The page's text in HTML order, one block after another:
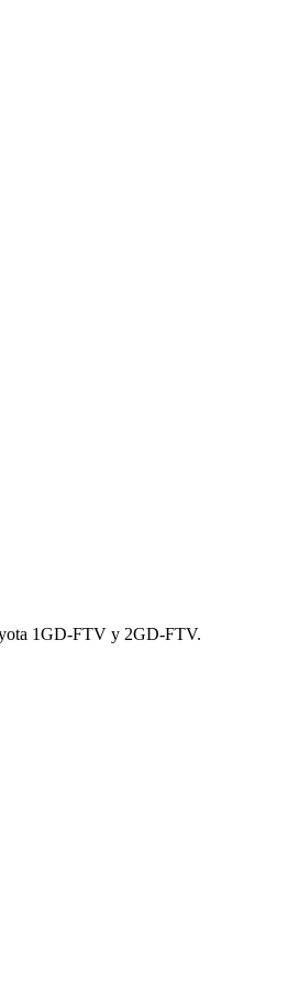
1GD-FTV y 2GD-FTV.